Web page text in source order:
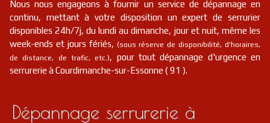
Nous nous engageons à fournir un service de dépannage en
continu, mettant à votre disposition un expert de serrurier
disponibles 24h/7j, du lundi au dimanche, jour et nuit, même les
week-ends et jours fériés, (sous réserve de disponibilité, d'horaires,
de distance, de trafic, etc.), pour tout dépannage d'urgence en
serrurerie à Courdimanche-sur-Essonne ( 91 ).
Dépannage serrurerie à